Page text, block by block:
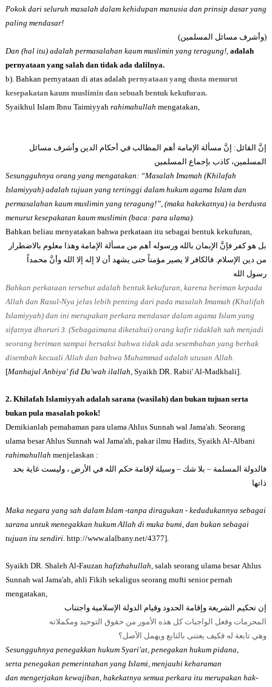
Pokok dari seluruh masalah dalam kehidupan manusia dan prinsip dasar yang
paling mendasar!
(وأشرف مسائل المسلمين)
Dan (hal itu) adalah permasalahan kaum muslimin yang teragung!, adalah
pernyataan yang salah dan tidak ada dalilnya.
b). Bahkan pernyataan di atas adalah pernyataan yang dusta menurut
kesepakatan kaum muslimin dan sebuah bentuk kekufuran.
Syaikhul Islam Ibnu Taimiyyah rahimahullah mengatakan,
إنَّ القائل: إنَّ مسألة الإمامة أهم المطالب في أحكام الدين وأشرف مسائل
المسلمين، كاذب بإجماع المسلمين
Sesungguhnya orang yang mengatakan: “Masalah Imamah (Khilafah
Islamiyyah) adalah tujuan yang tertinggi dalam hukum agama Islam dan
permasalahan kaum muslimin yang teragung!”, (maka hakekatnya) ia berdusta
menurut kesepakatan kaum muslimin (baca: para ulama).
Bahkan beliau menyatakan bahwa perkataan itu sebagai bentuk kekufuran,
بل هو كفر فإنَّ الإيمان بالله ورسوله أهم من مسألة الإمامة وهذا معلوم بالاضطرار
من دين الإسلام فالكافر لا يصير مؤمناً حتى يشهد أن لا إله إلا الله وأنَّ محمداً
رسول الله
Bahkan perkataan tersebut adalah bentuk kekufuran, karena beriman kepada
Allah dan Rasul-Nya jelas lebih penting dari pada masalah Imamah (Khalifah
Islamiyyah) dan ini merupakan perkara mendasar dalam agama Islam yang
sifatnya dhoruri 3 . (Sebagaimana diketahui) orang kafir tidaklah sah menjadi
seorang beriman sampai bersaksi bahwa tidak ada sesembahan yang berhak
disembah kecuali Allah dan bahwa Muhammad adalah utusan Allah.
[Manhajul Anbiya' fid Da'wah ilallah, Syaikh DR. Rabii' Al-Madkhali].
2. Khilafah Islamiyyah adalah sarana (wasilah) dan bukan tujuan serta
bukan pula masalah pokok!
Demikianlah pemahaman para ulama Ahlus Sunnah wal Jama'ah. Seorang
ulama besar Ahlus Sunnah wal Jama'ah, pakar ilmu Hadits, Syaikh Al-Albani
rahimahullah menjelaskan :
فالدولة المسلمة – بلا شك – وسيلة لإقامة حكم الله في الأرض ، وليست غاية بحد
ذاتها
Maka negara yang sah dalam Islam -tanpa diragukan - kedudukannya sebagai
sarana untuk menegakkan hukum Allah di muka bumi, dan bukan sebagai
tujuan itu sendiri. http://www.alalbany.net/4377].
Syaikh DR. Shaleh Al-Fauzan hafizhahullah , salah seorang ulama besar Ahlus
Sunnah wal Jama'ah, ahli Fikih sekaligus seorang mufti senior pernah
mengatakan,
إن تحكيم الشريعة وإقامة الحدود وقيام الدولة الإسلامية واجتناب
المحرمات وفعل الواجبات كل هذه الأمور من حقوق التوحيد ومكملاته
وهي تابعة له فكيف يعتنى بالتابع ويهمل الأصل؟
Sesungguhnya penegakkan hukum Syari'at, penegakan hukum pidana,
serta penegakan pemerintahan yang Islami, menjauhi keharaman
dan mengerjakan kewajiban, hakekatnya semua perkara itu merupakan hak-